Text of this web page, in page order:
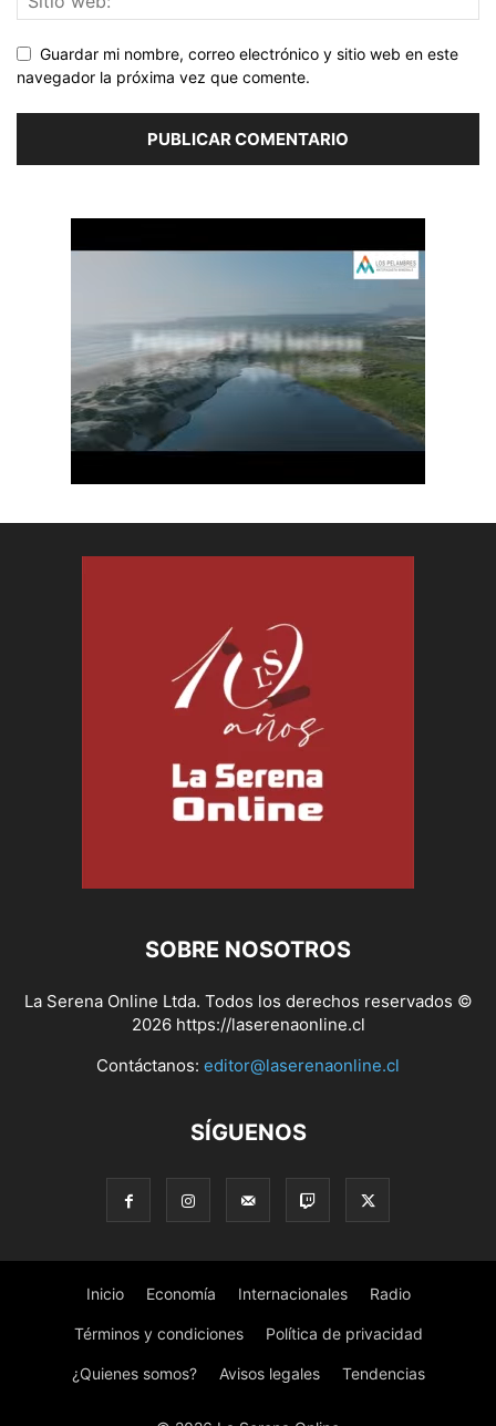
Guardar mi nombre, correo electrónico y sitio web en este
navegador la próxima vez que comente.
SOBRE NOSOTROS
La Serena Online Ltda. Todos los derechos reservados ©
2026 https://laserenaonline.cl
Contáctanos: editor@laserenaonline.cl
SÍGUENOS
Inicio Economía Internacionales Radio
Términos y condiciones Política de privacidad
¿Quienes somos? Avisos legales Tendencias